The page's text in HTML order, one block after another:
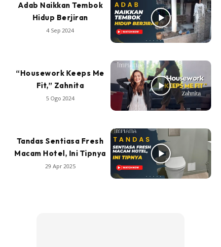
Adab Naikkan Tembok
Hidup Berjiran
4 Sep 2024
“Housework Keeps Me
Fit,” Zahnita
5 Ogo 2024
Tandas Sentiasa Fresh
Macam Hotel, Ini Tipnya
29 Apr 2025